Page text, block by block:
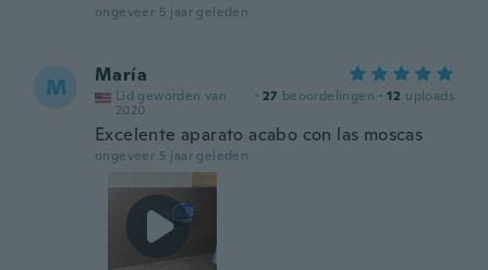
ongeveer 5 jaar geleden
M María
Lid geworden van
2020
· 27 beoordelingen · 12 uploads
Excelente aparato acabo con las moscas
ongeveer 5 jaar geleden